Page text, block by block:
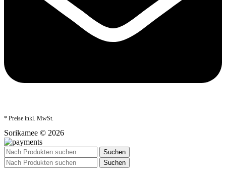
* Preise inkl. MwSt.
Sorikamee © 2026
Suchen
Suchen